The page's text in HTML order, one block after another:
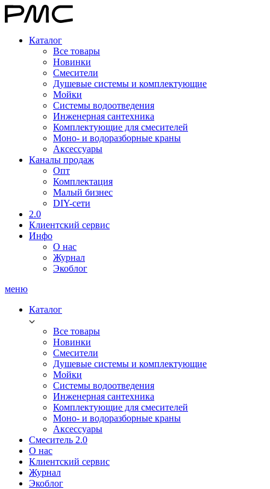
Каталог
Все товары
Новинки
Смесители
Душевые системы и комплектующие
Мойки
Системы водоотведения
Инженерная сантехника
Комплектующие для смесителей
Моно- и водоразборные краны
Аксессуары
Каналы продаж
Опт
Комплектация
Малый бизнес
DIY-сети
2.0
Клиентский сервис
Инфо
О нас
Журнал
Экоблог
меню
Каталог
Все товары
Новинки
Смесители
Душевые системы и комплектующие
Мойки
Системы водоотведения
Инженерная сантехника
Комплектующие для смесителей
Моно- и водоразборные краны
Аксессуары
Смеситель 2.0
О нас
Клиентский сервис
Журнал
Экоблог